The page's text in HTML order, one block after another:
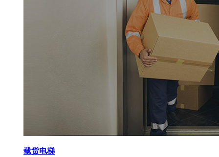
载货电梯